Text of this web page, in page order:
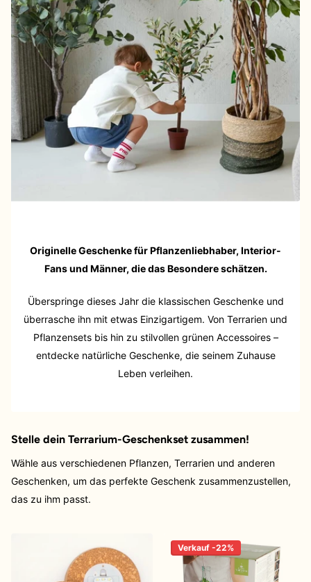
Originelle Geschenke für Pflanzenliebhaber, Interior-
Fans und Männer, die das Besondere schätzen.
Überspringe dieses Jahr die klassischen Geschenke und
überrasche ihn mit etwas Einzigartigem. Von Terrarien und
Pflanzensets bis hin zu stilvollen grünen Accessoires –
entdecke natürliche Geschenke, die seinem Zuhause
Leben verleihen.
Stelle dein Terrarium-Geschenkset zusammen!
Wähle aus verschiedenen Pflanzen, Terrarien und anderen
Geschenken, um das perfekte Geschenk zusammenzustellen,
das zu ihm passt.
Verkauf -22%